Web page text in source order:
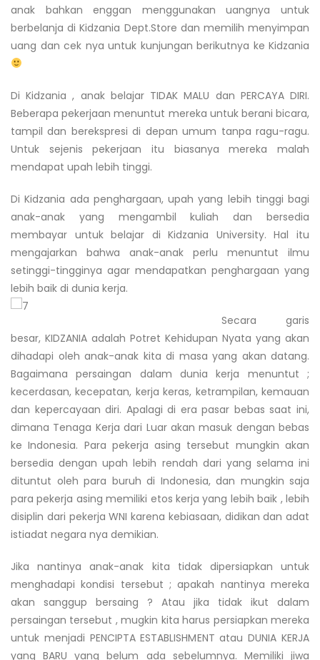
anak bahkan enggan menggunakan uangnya untuk
berbelanja di Kidzania Dept.Store dan memilih menyimpan
uang dan cek nya untuk kunjungan berikutnya ke Kidzania
Di Kidzania , anak belajar TIDAK MALU dan PERCAYA DIRI.
Beberapa pekerjaan menuntut mereka untuk berani bicara,
tampil dan berekspresi di depan umum tanpa ragu-ragu.
Untuk sejenis pekerjaan itu biasanya mereka malah
mendapat upah lebih tinggi.
Di Kidzania ada penghargaan, upah yang lebih tinggi bagi
anak-anak yang mengambil kuliah dan bersedia
membayar untuk belajar di Kidzania University. Hal itu
mengajarkan bahwa anak-anak perlu menuntut ilmu
setinggi-tingginya agar mendapatkan penghargaan yang
lebih baik di dunia kerja.
Secara garis
besar, KIDZANIA adalah Potret Kehidupan Nyata yang akan
dihadapi oleh anak-anak kita di masa yang akan datang.
Bagaimana persaingan dalam dunia kerja menuntut ;
kecerdasan, kecepatan, kerja keras, ketrampilan, kemauan
dan kepercayaan diri. Apalagi di era pasar bebas saat ini,
dimana Tenaga Kerja dari Luar akan masuk dengan bebas
ke Indonesia. Para pekerja asing tersebut mungkin akan
bersedia dengan upah lebih rendah dari yang selama ini
dituntut oleh para buruh di Indonesia, dan mungkin saja
para pekerja asing memiliki etos kerja yang lebih baik , lebih
disiplin dari pekerja WNI karena kebiasaan, didikan dan adat
istiadat negara nya demikian.
Jika nantinya anak-anak kita tidak dipersiapkan untuk
menghadapi kondisi tersebut ; apakah nantinya mereka
akan sanggup bersaing ? Atau jika tidak ikut dalam
persaingan tersebut , mugkin kita harus persiapkan mereka
untuk menjadi PENCIPTA ESTABLISHMENT atau DUNIA KERJA
yang BARU yang belum ada sebelumnya. Memiliki jiwa